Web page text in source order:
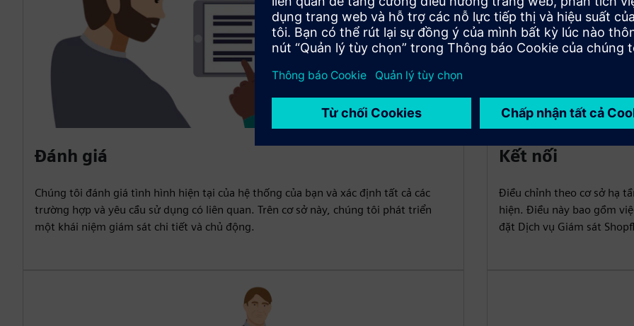
Đánh giá
Chúng tôi đánh giá tình hình hiện tại của hệ thống của bạn và xác định tất cả các
trường hợp và yêu cầu sử dụng có liên quan. Trên cơ sở này, chúng tôi phát triển
một khái niệm giám sát chi tiết và chủ động.
Kết nối
Điều chỉnh theo cơ sở hạ
hiện. Điều này bao gồm
đặt Dịch vụ Giám sát